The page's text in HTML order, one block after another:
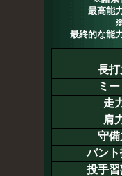
最高能
最終的な能
長打
ミー
走
肩
守備
バン
投手